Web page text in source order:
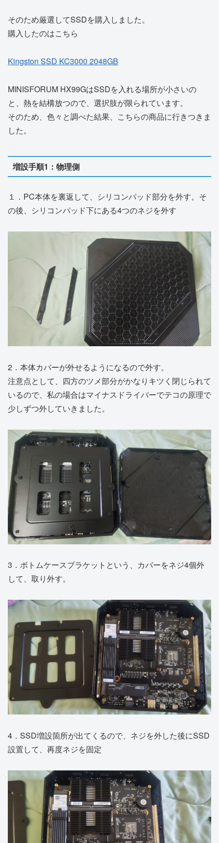
そのため厳選してSSDを購入しました。
購入したのはこちら
Kingston SSD KC3000 2048GB
MINISFORUM HX99GはSSDを入れる場所が小さいの
と、熱を結構放つので、選択肢が限られています。
そのため、色々と調べた結果、こちらの商品に行きつきま
した。
増設手順1：物理側
１．PC本体を裏返して、シリコンパッド部分を外す。そ
の後、シリコンパッド下にある4つのネジを外す
2．本体カバーが外せるようになるので外す。
注意点として、四方のツメ部分がかなりキツく閉じられて
いるので、私の場合はマイナスドライバーでテコの原理で
少しずつ外していきました。
3．ボトムケースプラケットという、カバーをネジ4個外
して、取り外す。
4．SSD増設箇所が出てくるので、ネジを外した後にSSD
設置して、再度ネジを固定